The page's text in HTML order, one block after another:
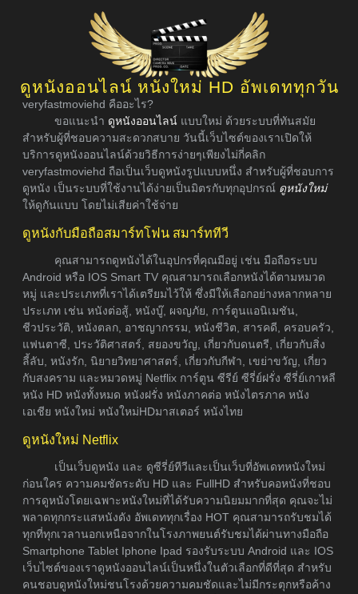
ดูหนังออนไลน์ หนังใหม่ HD อัพเดททุกวัน
veryfastmoviehd คืออะไร?
ขอแนะนำ ดูหนังออนไลน์ แบบใหม่ ด้วยระบบที่ทันสมัย
สำหรับผู้ที่ชอบความสะดวกสบาย วันนี้เว็บไซต์ของเราเปิดให้
บริการดูหนังออนไลน์ด้วยวิธีการง่ายๆเพียงไม่กี่คลิก
veryfastmoviehd ถือเป็นเว็บดูหนังรูปแบบหนึ่ง สำหรับผู้ที่ชอบการ
ดูหนัง เป็นระบบที่ใช้งานได้ง่ายเป็นมิตรกับทุกอุปกรณ์ ดูหนังใหม่
ให้ดูกันแบบ โดยไม่เสียค่าใช้จ่าย
ดูหนังกับมือถือสมาร์ทโฟน สมาร์ททีวี
คุณสามารถดูหนังได้ในอุปกรที่คุณมีอยู่ เช่น มือถือระบบ
Android หรือ IOS Smart TV คุณสามารถเลือกหนังได้ตามหมวด
หมู่ และประเภทที่เราได้เตรียมไว้ให้ ซึ่งมีให้เลือกอย่างหลากหลาย
ประเภท เช่น หนังต่อสู้, หนังบู๊, ผจญภัย, การ์ตูนแอนิเมชัน,
ชีวประวัติ, หนังตลก, อาชญากรรม, หนังชีวิต, สารคดี, ครอบครัว,
แฟนตาซี, ประวัติศาสตร์, สยองขวัญ, เกี่ยวกับดนตรี, เกี่ยวกับสิ่ง
ลี้ลับ, หนังรัก, นิยายวิทยาศาสตร์, เกี่ยวกับกีฬา, เขย่าขวัญ, เกี่ยว
กับสงคราม และหมวดหมู่ Netflix การ์ตูน ซีรีย์ ซีรี่ย์ฝรั่ง ซีรี่ย์เกาหลี
หนัง HD หนังทั้งหมด หนังฝรั่ง หนังภาคต่อ หนังไตรภาค หนัง
เอเชีย หนังใหม่ หนังใหม่HDมาสเตอร์ หนังไทย
ดูหนังใหม่ Netflix
เป็นเว็บดูหนัง และ ดูซีรี่ย์ทีวีและเป็นเว็บที่อัพเดทหนังใหม่
ก่อนใคร ความคมชัดระดับ HD และ FullHD สำหรับคอหนังที่ชอบ
การดูหนังโดยเฉพาะหนังใหม่ที่ได้รับความนิยมมากที่สุด คุณจะไม่
พลาดทุกกระแสหนังดัง อัพเดททุกเรื่อง HOT คุณสามารถรับชมได้
ทุกที่ทุกเวลานอกเหนือจากในโรงภาพยนต์รับชมได้ผ่านทางมือถือ
Smartphone Tablet Iphone Ipad รองรับระบบ Android และ IOS
เว็บไซต์ของเราดูหนังออนไลน์เป็นหนึ่งในตัวเลือกที่ดีที่สุด สำหรับ
คนชอบดูหนังใหม่ชนโรงด้วยความคมชัดและไม่มีกระตุกหรือค้าง